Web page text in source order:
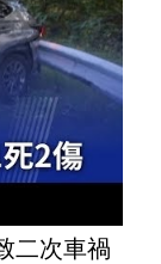
二次車禍